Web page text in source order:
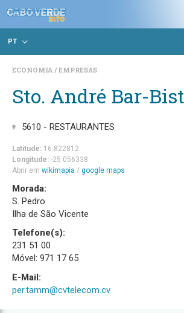
PT
ECONOMIA EMPRESAS
Sto. André Bar-
5610 - RESTAURANTES
Latitude: 16.822812
Longitude: -25.056338
Abrir em wikimapia / google maps
Morada:
S. Pedro
Ilha de São Vicente
Telefone(s):
231 51 00
Móvel: 971 17 65
E-Mail:
per.tamm@cvtelecom.cv